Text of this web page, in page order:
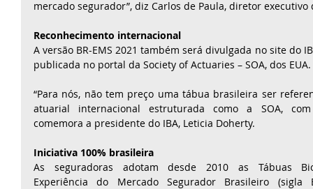
mercado segurador”, diz Carlos de Paula, diretor executivo
Reconhecimento internacional
A versão BR-EMS 2021 também será divulgada no site do
publicada no portal da Society of Actuaries – SOA, dos EUA.
“Para nós, não tem preço uma tábua brasileira ser
atuarial internacional estruturada como a SOA,
comemora a presidente do IBA, Leticia Doherty.
Iniciativa 100% brasileira
As seguradoras adotam desde 2010 as Tábuas
Experiência do Mercado Segurador Brasileiro (sigla